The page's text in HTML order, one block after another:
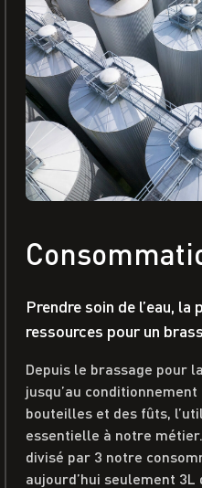
Prendre soin de l’eau, la
ressources pour un
Depuis le brassage pour
jusqu’au
bouteilles et des fûts,
essentielle à notre
divisé par 3 notre
aujourd’hui seulement 3L